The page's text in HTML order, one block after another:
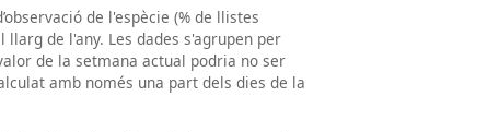
de l'espècie (% de llistes
de l'any. Les dades s'agrupen per
de la setmana actual podria no ser
amb només una part dels dies de la